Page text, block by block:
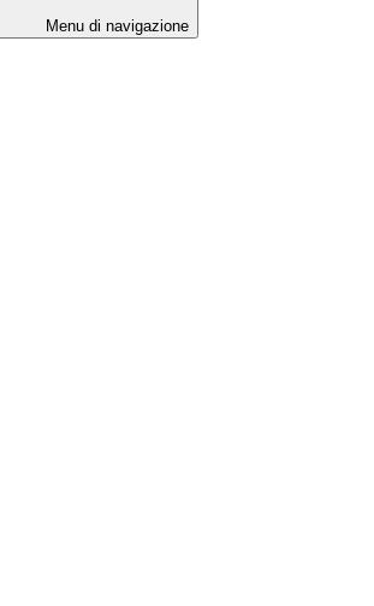
Menu di navigazione